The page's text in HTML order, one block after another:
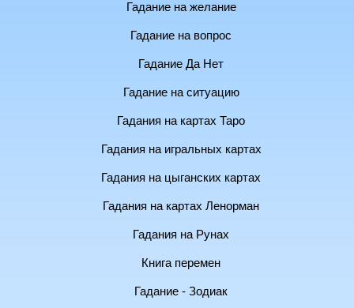
Гадание на желание
Гадание на вопрос
Гадание Да Нет
Гадание на ситуацию
Гадания на картах Таро
Гадания на игральных картах
Гадания на цыганских картах
Гадания на картах Ленорман
Гадания на Рунах
Книга перемен
Гадание - Зодиак